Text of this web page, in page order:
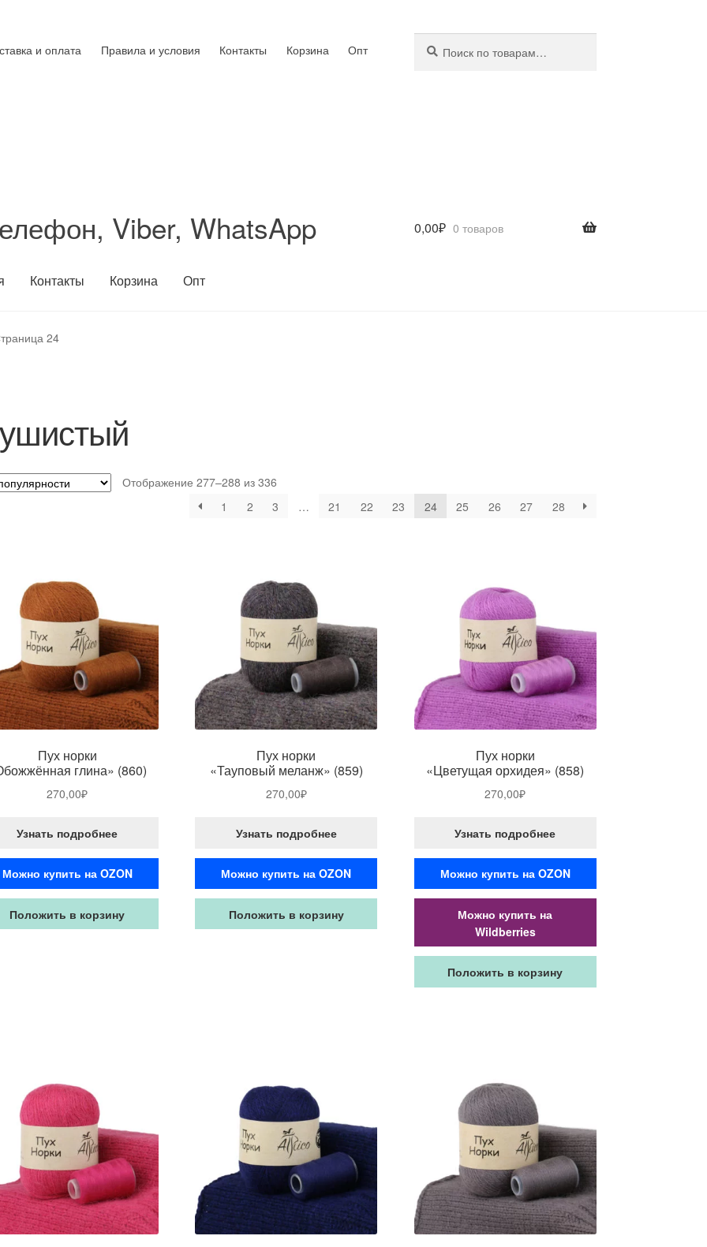
и оплата Правила и условия Контакты Корзина Опт
Viber, WhatsApp
Контакты Корзина Опт
0,00₽ 0 товаров
24
Отображение 277–288 из 336
1
2 3 … 21 22 23 24 25 26 27 28
Пух норки
глина» (860)
270,00₽
Узнать подробнее
Можно купить на OZON
Положить в корзину
Пух норки
«Тауповый меланж» (859)
270,00₽
Узнать подробнее
Можно купить на OZON
Положить в корзину
Пух норки
«Цветущая орхидея» (858)
270,00₽
Узнать подробнее
Можно купить на OZON
Можно купить на
Wildberries
Положить в корзину